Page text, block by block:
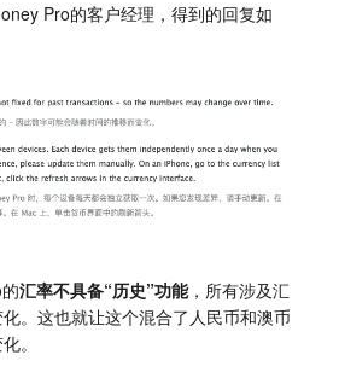
Pro的客户经理，得到的回复如
汇率不具备“历史”功能，所有涉及汇
。这也就让这个混合了人民币和澳币
。